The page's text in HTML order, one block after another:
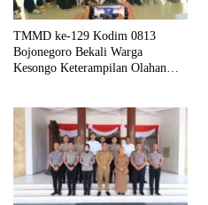
TMMD ke-129 Kodim 0813
Bojonegoro Bekali Warga
Kesongo Keterampilan Olahan